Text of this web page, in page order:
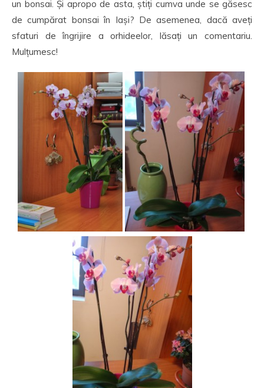
un bonsai. Și apropo de asta, știți cumva unde se găsesc
de cumpărat bonsai în Iași? De asemenea, dacă aveți
sfaturi de îngrijire a orhideelor, lăsați un comentariu.
Mulțumesc!